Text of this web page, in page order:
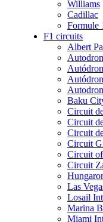
Williams
Cadillac
Formule
F1 circuits
Albert
Baku
Circuit
Circuit
Circuit
Circuit
Circuit
Circuit
Las
Losail
Marina
Miami